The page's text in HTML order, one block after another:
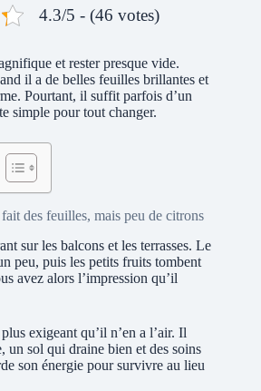
4.3/5 - (46 votes)
et rester presque vide.
il a de belles feuilles brillantes et
Pourtant, il suffit parfois d’un
simple pour tout changer.
des feuilles, mais peu de citrons
sur les balcons et les terrasses. Le
peu, puis les petits fruits tombent
avez alors l’impression qu’il
exigeant qu’il n’en a l’air. Il
un sol qui draine bien et des soins
son énergie pour survivre au lieu